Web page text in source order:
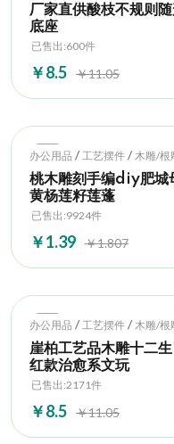
厂家直供酸枝不规则
底座
已售出:600件
￥8.5 ￥11.05
Hot
办公用品 / 工艺摆件 / 木雕/根
桃木雕刻手编diy肥城
黄杨莲籽莲蓬
已售出:9924件
￥1.39 ￥1.807
Hot
办公用品 / 工艺摆件 / 木雕/根
崖柏工艺品木雕十二
红款治愈系文玩
已售出:2171件
￥8.5 ￥11.05